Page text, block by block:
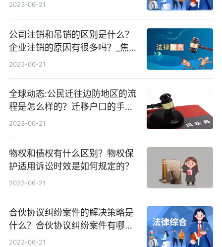
2023-06-21
公司注销和吊销的区别是什么？
企业注销的原因有很多吗？_焦点
精选
2023-06-21
全球动态:公民迁往边防地区的流
程是怎么样的？迁移户口的手续
是怎么样的？
2023-06-21
物权和债权有什么区别？物权保
护适用诉讼时效是如何规定的？
2023-06-21
合伙协议纠纷案件的解决策略是
什么？合伙协议纠纷案件有哪几
种类型？-环球快看
2023-06-21